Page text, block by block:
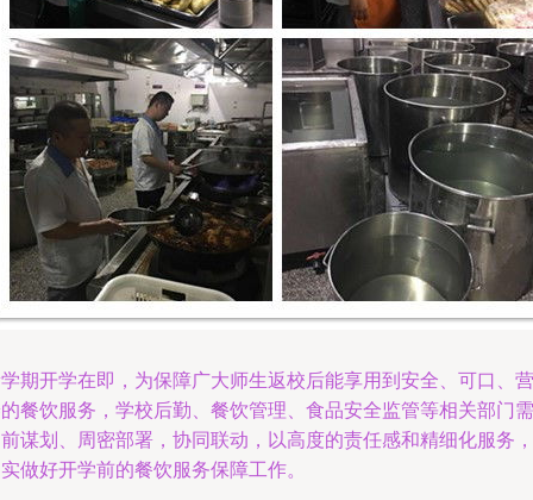
期开学在即，为保障广大师生返校后能享用到安全、可口、营
餐饮服务，学校后勤、餐饮管理、食品安全监管等相关部门需
谋划、周密部署，协同联动，以高度的责任感和精细化服务，
做好开学前的餐饮服务保障工作。